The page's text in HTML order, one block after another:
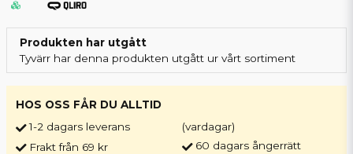
Produkten har utgått
Tyvärr har denna produkten utgått ur vårt sortiment
HOS OSS FÅR DU ALLTID
1-2 dagars leverans
Frakt från 69 kr
(vardagar)
60 dagars ångerrätt